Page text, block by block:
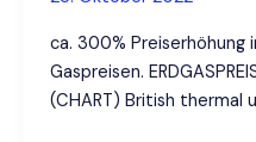
ca. 300% Preiserhöhung
Gaspreisen.
(CHART) British thermal